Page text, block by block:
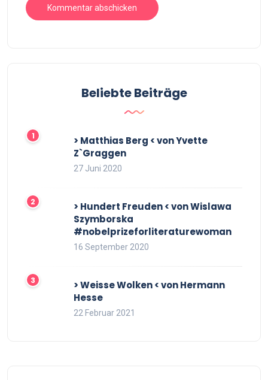
Beliebte Beiträge
> Matthias Berg < von Yvette
Z`Graggen
27 Juni 2020
> Hundert Freuden < von Wislawa
Szymborska
#nobelprizeforliteraturewoman
16 September 2020
> Weisse Wolken < von Hermann
Hesse
22 Februar 2021